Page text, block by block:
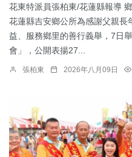
花東特派員張柏東/花蓮縣報導
花蓮縣吉安鄉公所為感謝父親
益、服務鄉里的善行義舉，7日
會」，公開表揚27...
張柏東 2026年八月09日